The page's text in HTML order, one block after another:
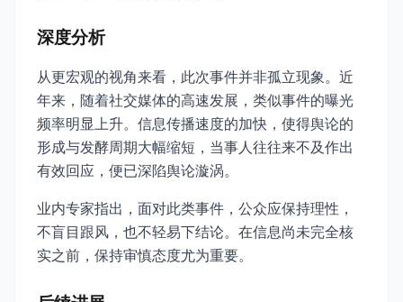
深度分析
从更宏观的视角来看，此次事件并非孤立现象。近
年来，随着社交媒体的高速发展，类似事件的曝光
频率明显上升。信息传播速度的加快，使得舆论的
形成与发酵周期大幅缩短，当事人往往来不及作出
有效回应，便已深陷舆论漩涡。
业内专家指出，面对此类事件，公众应保持理性，
不盲目跟风，也不轻易下结论。在信息尚未完全核
实之前，保持审慎态度尤为重要。